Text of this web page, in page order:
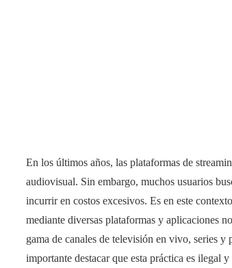
En los últimos años, las plataformas de
audiovisual. Sin embargo, muchos usuarios
incurrir en costos excesivos. Es en este
mediante diversas plataformas y aplicaciones
gama de canales de televisión en vivo, series y
importante destacar que esta práctica es ilegal